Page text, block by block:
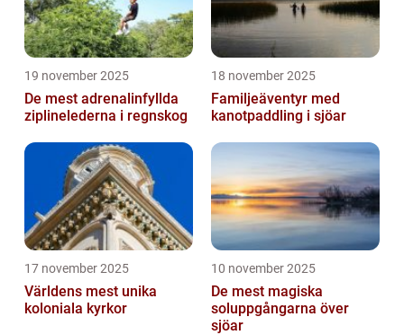
19 november 2025
De mest adrenalinfyllda
ziplinelederna i regnskog
18 november 2025
Familjeäventyr med
kanotpaddling i sjöar
17 november 2025
Världens mest unika
koloniala kyrkor
10 november 2025
De mest magiska
soluppgångarna över
sjöar